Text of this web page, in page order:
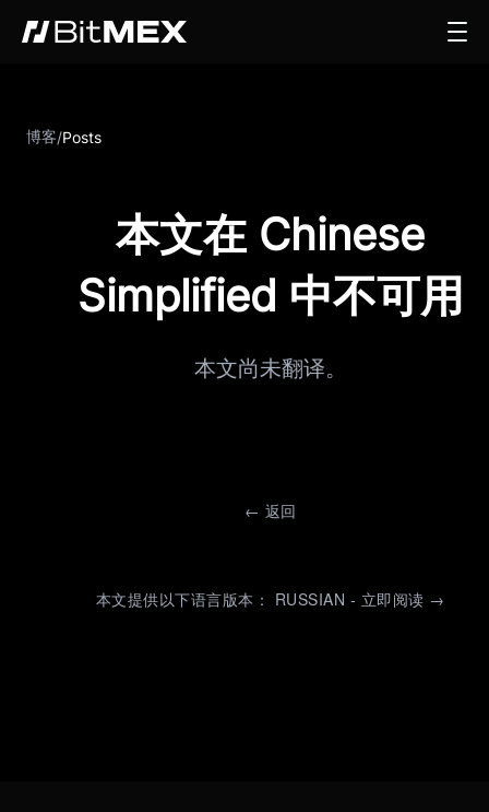
博客/Posts
本文在 Chinese
Simplified 中不可用
本文尚未翻译。
← 返回
本文提供以下语言版本： RUSSIAN - 立即阅读 →